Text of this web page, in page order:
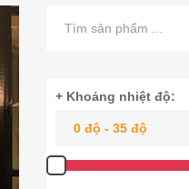
+ Khoảng nhiệt độ: